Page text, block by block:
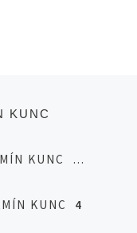
KUNC
KUNC …
KUNC 4